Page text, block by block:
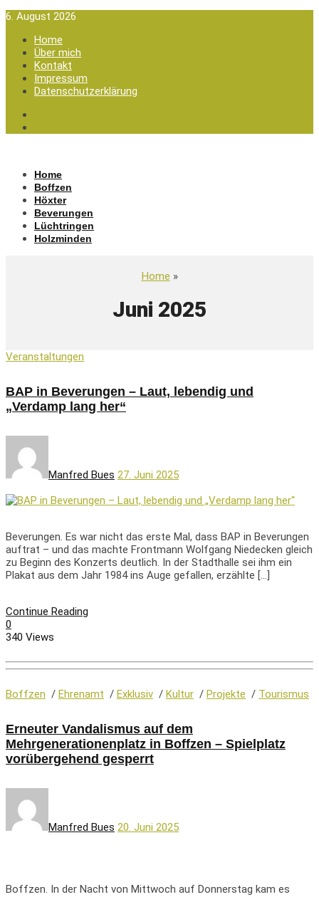
6. August 2026
Home
Über mich
Kontakt
Impressum
Datenschutzerklärung
Home
Boffzen
Höxter
Beverungen
Lüchtringen
Holzminden
Home »
Juni 2025
Veranstaltungen
BAP in Beverungen – Laut, lebendig und
„Verdamp lang her“
Manfred Bues 27. Juni 2025
Beverungen. Es war nicht das erste Mal, dass BAP in Beverungen
auftrat – und das machte Frontmann Wolfgang Niedecken gleich
zu Beginn des Konzerts deutlich. In der Stadthalle sei ihm ein
Plakat aus dem Jahr 1984 ins Auge gefallen, erzählte […]
Continue Reading
0
340 Views
Boffzen / Ehrenamt / Exklusiv / Kultur / Projekte / Tourismus
Erneuter Vandalismus auf dem
Mehrgenerationenplatz in Boffzen – Spielplatz
vorübergehend gesperrt
Manfred Bues 20. Juni 2025
Boffzen. In der Nacht von Mittwoch auf Donnerstag kam es